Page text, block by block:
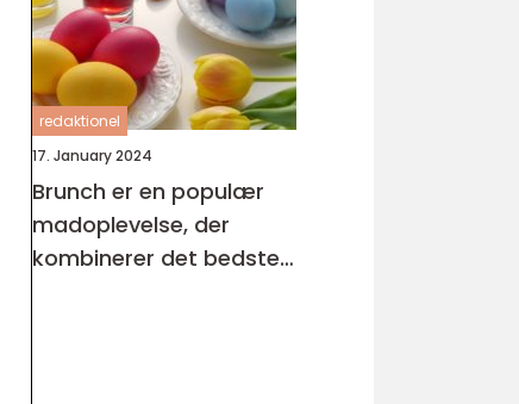
redaktionel
17. January 2024
Brunch er en populær
madoplevelse, der
kombinerer det bedste